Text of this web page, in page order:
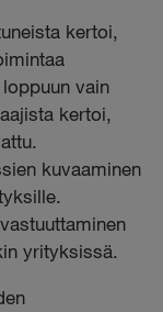
kertoi,
vain
kertoi,
kuvaaminen
yrityksissä.